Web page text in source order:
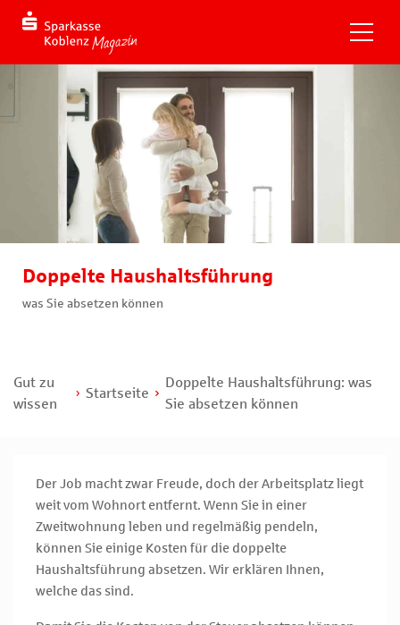
Doppelte Haushaltsführung
was Sie absetzen können
Gut zu
wissen
Startseite
Doppelte Haushaltsführung: was
Sie absetzen können
Der Job macht zwar Freude, doch der Arbeitsplatz liegt
weit vom Wohnort entfernt. Wenn Sie in einer
Zweitwohnung leben und regelmäßig pendeln,
können Sie einige Kosten für die doppelte
Haushaltsführung absetzen. Wir erklären Ihnen,
welche das sind.